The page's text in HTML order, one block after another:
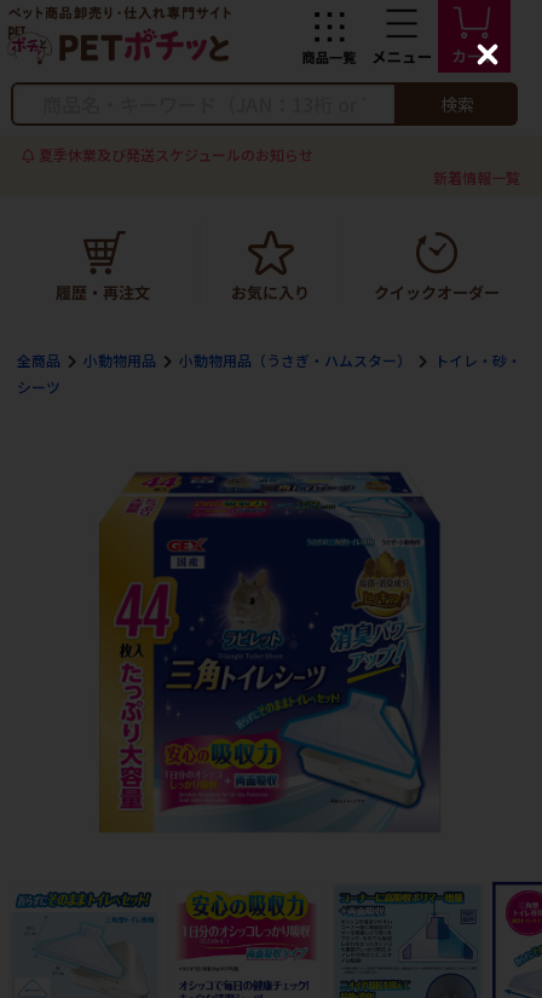
検索
夏季休業及び発送スケジュールのお知らせ
新着情報一覧
全商品 小動物用品 小動物用品（うさぎ・ハムスター）
トイレ・砂・
シーツ
C
l
s